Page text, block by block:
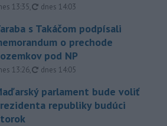
13:35, aktualizované
dnes 14:03
s Takáčom podpísali
o prechode
pod NP
13:26, aktualizované
dnes 14:05
parlament bude voliť
republiky budúci